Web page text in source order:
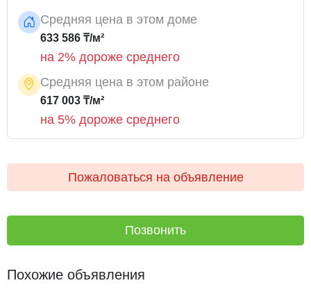
Средняя цена в этом доме
633 586 ₸/м²
на 2% дороже среднего
Средняя цена в этом районе
617 003 ₸/м²
на 5% дороже среднего
Пожаловаться на объявление
Позвонить
Похожие объявления